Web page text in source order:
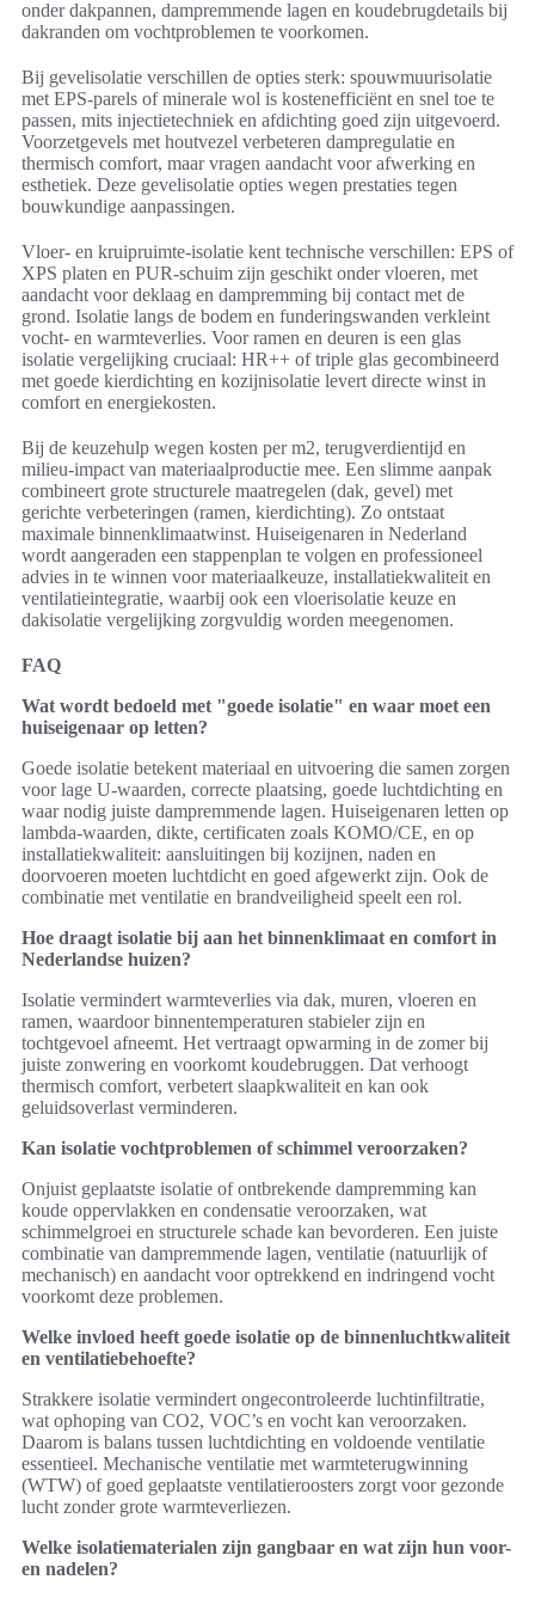
onder dakpannen, dampremmende lagen en koudebrugdetails bij
dakranden om vochtproblemen te voorkomen.
Bij gevelisolatie verschillen de opties sterk: spouwmuurisolatie
met EPS-parels of minerale wol is kostenefficiënt en snel toe te
passen, mits injectietechniek en afdichting goed zijn uitgevoerd.
Voorzetgevels met houtvezel verbeteren dampregulatie en
thermisch comfort, maar vragen aandacht voor afwerking en
esthetiek. Deze gevelisolatie opties wegen prestaties tegen
bouwkundige aanpassingen.
Vloer- en kruipruimte-isolatie kent technische verschillen: EPS of
XPS platen en PUR-schuim zijn geschikt onder vloeren, met
aandacht voor deklaag en dampremming bij contact met de
grond. Isolatie langs de bodem en funderingswanden verkleint
vocht- en warmteverlies. Voor ramen en deuren is een glas
isolatie vergelijking cruciaal: HR++ of triple glas gecombineerd
met goede kierdichting en kozijnisolatie levert directe winst in
comfort en energiekosten.
Bij de keuzehulp wegen kosten per m2, terugverdientijd en
milieu-impact van materiaalproductie mee. Een slimme aanpak
combineert grote structurele maatregelen (dak, gevel) met
gerichte verbeteringen (ramen, kierdichting). Zo ontstaat
maximale binnenklimaatwinst. Huiseigenaren in Nederland
wordt aangeraden een stappenplan te volgen en professioneel
advies in te winnen voor materiaalkeuze, installatiekwaliteit en
ventilatieintegratie, waarbij ook een vloerisolatie keuze en
dakisolatie vergelijking zorgvuldig worden meegenomen.
FAQ
Wat wordt bedoeld met "goede isolatie" en waar moet een
huiseigenaar op letten?
Goede isolatie betekent materiaal en uitvoering die samen zorgen
voor lage U-waarden, correcte plaatsing, goede luchtdichting en
waar nodig juiste dampremmende lagen. Huiseigenaren letten op
lambda-waarden, dikte, certificaten zoals KOMO/CE, en op
installatiekwaliteit: aansluitingen bij kozijnen, naden en
doorvoeren moeten luchtdicht en goed afgewerkt zijn. Ook de
combinatie met ventilatie en brandveiligheid speelt een rol.
Hoe draagt isolatie bij aan het binnenklimaat en comfort in
Nederlandse huizen?
Isolatie vermindert warmteverlies via dak, muren, vloeren en
ramen, waardoor binnentemperaturen stabieler zijn en
tochtgevoel afneemt. Het vertraagt opwarming in de zomer bij
juiste zonwering en voorkomt koudebruggen. Dat verhoogt
thermisch comfort, verbetert slaapkwaliteit en kan ook
geluidsoverlast verminderen.
Kan isolatie vochtproblemen of schimmel veroorzaken?
Onjuist geplaatste isolatie of ontbrekende dampremming kan
koude oppervlakken en condensatie veroorzaken, wat
schimmelgroei en structurele schade kan bevorderen. Een juiste
combinatie van dampremmende lagen, ventilatie (natuurlijk of
mechanisch) en aandacht voor optrekkend en indringend vocht
voorkomt deze problemen.
Welke invloed heeft goede isolatie op de binnenluchtkwaliteit
en ventilatiebehoefte?
Strakkere isolatie vermindert ongecontroleerde luchtinfiltratie,
wat ophoping van CO2, VOC’s en vocht kan veroorzaken.
Daarom is balans tussen luchtdichting en voldoende ventilatie
essentieel. Mechanische ventilatie met warmteterugwinning
(WTW) of goed geplaatste ventilatieroosters zorgt voor gezonde
lucht zonder grote warmteverliezen.
Welke isolatiematerialen zijn gangbaar en wat zijn hun voor-
en nadelen?